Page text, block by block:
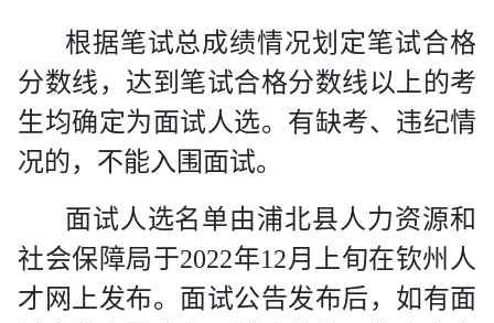
根据笔试总成绩情况划定笔试合格
分数线，达到笔试合格分数线以上的考
生均确定为面试人选。有缺考、违纪情
况的，不能入围面试。
面试人选名单由浦北县人力资源和
社会保障局于2022年12月上旬在钦州人
才网上发布。面试公告发布后，如有面